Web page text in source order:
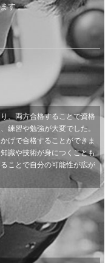
す 。
、両方合格することで資格
練習や勉強が大変でした。
げで合格することができま
識や技術が身につくことも
ことで自分の可能性が広が